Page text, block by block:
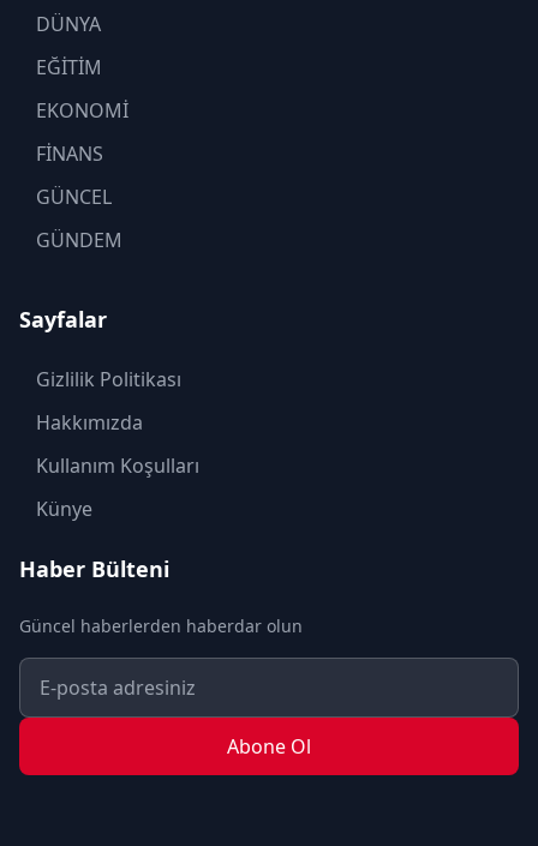
DÜNYA
EĞİTİM
EKONOMİ
FİNANS
GÜNCEL
GÜNDEM
KÜLTÜR SANAT
MAGAZİN
MODA
OTOMOBİL
POLİTİKA
SON DAKİKA
SPOR
TURİZM
Sayfalar
Gizlilik Politikası
Hakkımızda
Kullanım Koşulları
Künye
Haber Bülteni
Güncel haberlerden haberdar olun
Abone Ol